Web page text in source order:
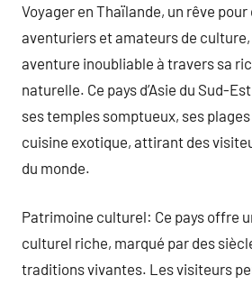
Voyager en Thaïlande, un rêve
aventuriers et amateurs de culture,
aventure inoubliable à travers sa
naturelle. Ce pays d’Asie du Sud-
ses temples somptueux, ses
cuisine exotique, attirant des
du monde.
Patrimoine culturel: Ce pays offre
culturel riche, marqué par des
traditions vivantes. Les visiteurs